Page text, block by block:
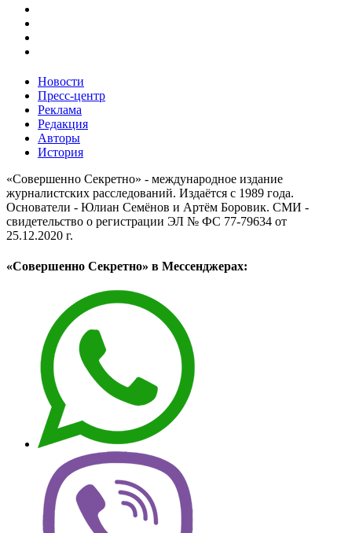
Новости
Пресс-центр
Реклама
Редакция
Авторы
История
«Совершенно Секретно» - международное издание
журналистских расследований. Издаётся с 1989 года.
Основатели - Юлиан Семёнов и Артём Боровик. CМИ -
свидетельство о регистрации ЭЛ № ФС 77-79634 от
25.12.2020 г.
«Совершенно Секретно» в Мессенджерах: